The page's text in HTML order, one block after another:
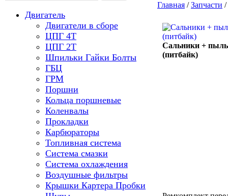
Двигатель
Двигатели в сборе
ЦПГ 4Т
ЦПГ 2Т
Шпильки Гайки Болты
ГБЦ
ГРМ
Поршни
Кольца поршневые
Коленвалы
Прокладки
Карбюраторы
Топливная система
Система смазки
Система охлаждения
Воздушные фильтры
Крышки Картера Пробки
Главная /Запчасти /
Сальники +
(питбайк)